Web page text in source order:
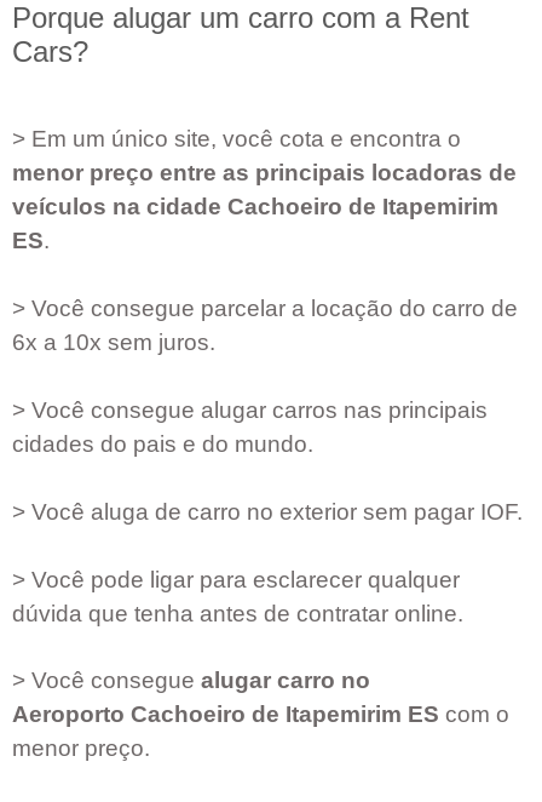
Porque alugar um carro com a Rent
Cars?
> Em um único site, você cota e encontra o
menor preço entre as principais locadoras de
veículos na cidade Cachoeiro de Itapemirim
ES.
> Você consegue parcelar a locação do carro de
6x a 10x sem juros.
> Você consegue alugar carros nas principais
cidades do pais e do mundo.
> Você aluga de carro no exterior sem pagar IOF.
> Você pode ligar para esclarecer qualquer
dúvida que tenha antes de contratar online.
> Você consegue alugar carro no
Aeroporto Cachoeiro de Itapemirim ES com o
menor preço.